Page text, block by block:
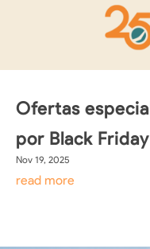
Ofertas
por Black
Nov 19, 2025
read more